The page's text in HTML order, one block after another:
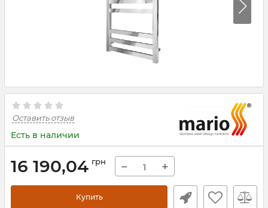
Оставить отзыв
Есть в наличии
16 190,04 грн − +
Купить